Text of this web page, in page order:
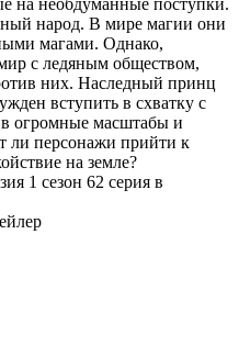
народ. В мире магии они
магами. Однако,
с ледяным обществом,
них. Наследный принц
вступить в схватку с
в огромные масштабы и
ли персонажи прийти к
на земле?
1 сезон 62 серия в